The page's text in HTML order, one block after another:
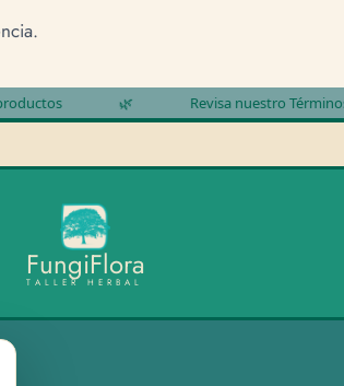
🌿 Revisa nuestro Términos y
FungiFlora
TALLER HERBAL